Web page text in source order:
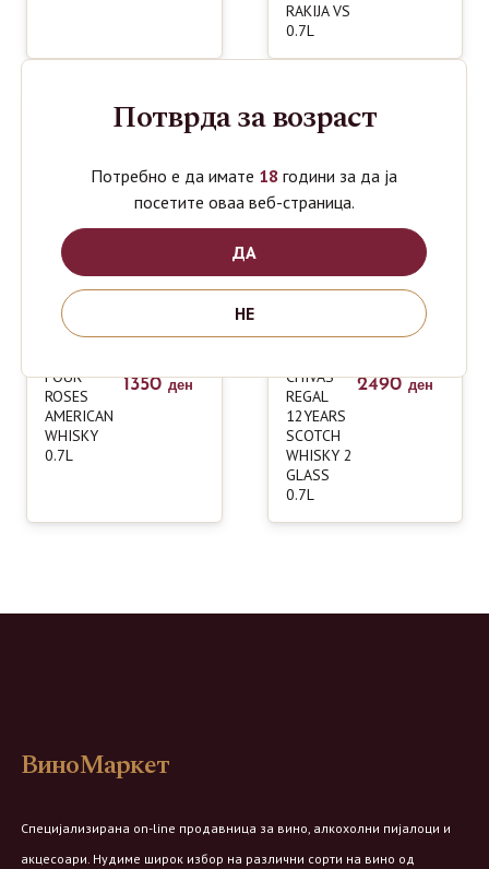
RAKIJA VS
0.7L
FOUR
ROSES
AMERICAN
WHISKY
0.7L
1350ден
CHIVAS
REGAL
12YEARS
SCOTCH
WHISKY 2
GLASS
0.7L
2490ден
ВиноМаркет
Специјализирана on-line продавница за вино, алкохолни пијалоци и
акцесоари. Нудиме широк избор на различни сорти на вино од
Потврда за возраст
Потребно е да имате 18 години за да ја
посетите оваа веб-страница.
ДА
НЕ